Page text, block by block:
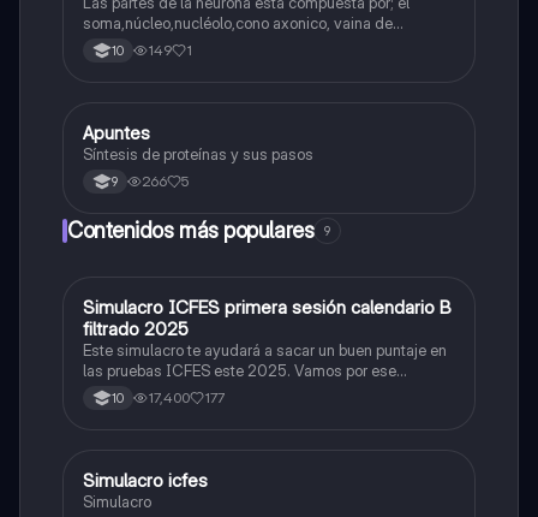
soma,núcleo,nucléolo,cono axonico, vaina de
mielina,celula schwan,núcleo de schwann,nódulo de
Ranvier,terminal axonico Arborizacion terminal, botón
10 149 1
Biologia
Apuntes
Síntesis de proteínas y sus pasos
9 266 5
Contenidos más populares 9
ICFES: Matemáticas
Simulacro ICFES primera sesión calendario B
filtrado 2025
Este simulacro te ayudará a sacar un buen puntaje en
las pruebas ICFES este 2025. Vamos por ese
500/500. Y poder ser admitido en la universidad que
quieras, estudiar la carrera que quieres y no la que te
10 17,400 177
ICFES: Lectura Crítica
Simulacro icfes
Simulacro